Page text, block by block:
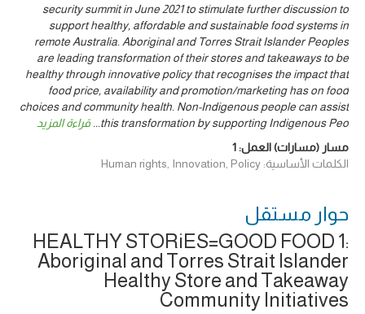
security summit in June 2021 to stimulate further discussion to
support healthy, affordable and sustainable food systems in
remote Australia. Aboriginal and Torres Strait Islander Peoples
are leading transformation of their stores and takeaways to be
healthy through innovative policy that recognises the impact that
food price, availability and promotion/marketing has on food
choices and community health. Non-Indigenous people can assist
this transformation by supporting Indigenous Peo
... قراءة المزيد
مسار (مسارات) العمل:1
الكلمات الأساسية: Human rights, Innovation, Policy
حوار ‎مستقل
HEALTHY STORiES=GOOD FOOD 1:
Aboriginal and Torres Strait Islander
Healthy Store and Takeaway
Community Initiatives